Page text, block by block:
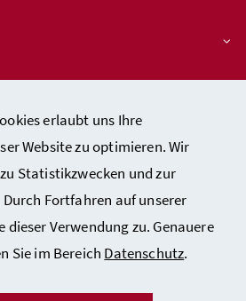
erlaubt uns Ihre
Website zu optimieren. Wir
Statistikzwecken und zur
Fortfahren auf unserer
dieser Verwendung zu. Genauere
Sie im Bereich Datenschutz.
Impressum